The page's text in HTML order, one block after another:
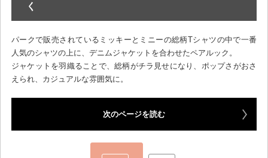
く
パークで販売されているミッキーとミニーの総柄Tシャツの中で一番
人気のシャツの上に、デニムジャケットを合わせたペアルック。
ジャケットを羽織ることで、総柄がチラ見せになり、ポップさがおさ
えられ、カジュアルな雰囲気に。
次のページを読む